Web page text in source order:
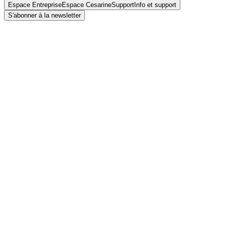
Espace EntrepriseEspace CesarineSupport Info et support
S'abonner à la newsletter